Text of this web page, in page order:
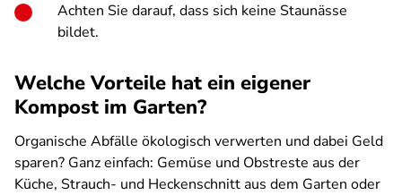
Achten Sie darauf, dass sich keine Staunässe
bildet.
Welche Vorteile hat ein eigener
Kompost im Garten?
Organische Abfälle ökologisch verwerten und dabei Geld
sparen? Ganz einfach: Gemüse und Obstreste aus der
Küche, Strauch- und Heckenschnitt aus dem Garten oder